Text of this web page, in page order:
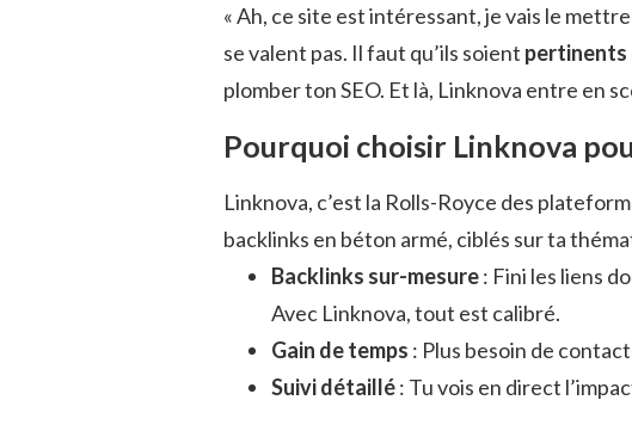
« Ah, ce site est intéressant, je vais le
se valent pas. Il faut qu’ils soient pertinents
plomber ton SEO. Et là, Linknova entre en
Pourquoi choisir Linknova
Linknova, c’est la Rolls-Royce des
backlinks en béton armé, ciblés sur ta
Backlinks sur-mesure: Fini les liens
Avec Linknova, tout est calibré.
Gain de temps : Plus besoin de
Suivi détaillé: Tu vois en direct